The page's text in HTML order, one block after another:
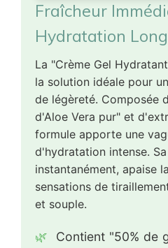
Fraîcheur
Hydratation
La "Crème Gel
la solution idéale pour
de légèreté. Composée
d'Aloe Vera pur" et
formule apporte une
d'hydratation intense.
instantanément, apaise
sensations de
et souple.
🌿
Contient "50% de